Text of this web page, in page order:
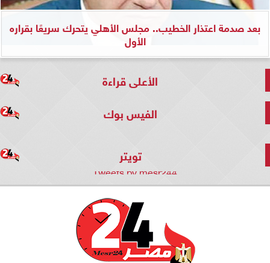
بعد صدمة اعتذار الخطيب.. مجلس الأهلي يتحرك سريعًا بقراره
الأول
الأعلى قراءة
الفيس بوك
تويتر
Tweets by mesr244